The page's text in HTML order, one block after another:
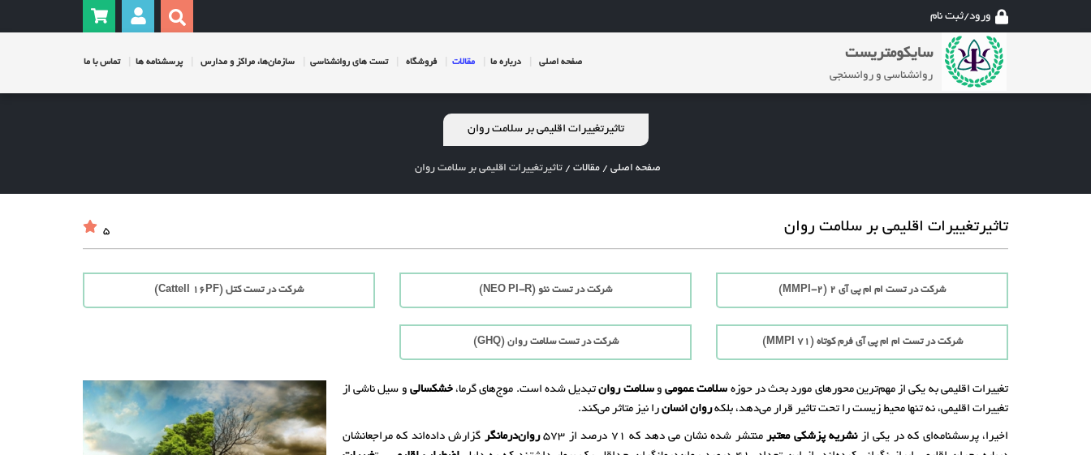
ورود/ثبت نام
سایکومتریست
روانشناسی و روانسنجی
صفحه اصلی درباره ما مقالات فروشگاه تست های روانشناسی سازمان‌ها، مراکز و مدارس پرسشنامه ها تماس با ما
تاثیرتغییرات اقلیمی بر سلامت روان
صفحه اصلی /مقالات /تاثیرتغییرات اقلیمی بر سلامت روان
تاثیرتغییرات اقلیمی بر سلامت روان 5
شرکت در تست ام ام پی آی 2 (MMPI-2) شرکت در تست نئو (NEO PI-R) شرکت در تست کتل (Cattell 16PF)
شرکت در تست ام ام پی آی فرم کوتاه (71 MMPI) شرکت در تست سلامت روان (GHQ)
تغییرات اقلیمی به یکی از مهم‌ترین محورهای مورد بحث در حوزه سلامت عمومیوسلامت روانتبدیل شده است. موج‌های گرما،خشکسالی و سیل ناشی از
تغییرات اقلیمی، نه تنها محیط زیست را تحت تاثیر قرار می‌دهد، بلکهروان انسان‌ را نیز متاثر می‌کند.
اخیرا، پرسشنامه‌ای که در یکی ازنشریه پزشکی معتبرمنتشر شده نشان می دهد که 71 درصد از 573 روان‌درمانگر گزارش داده‌اند که مراجعانشان